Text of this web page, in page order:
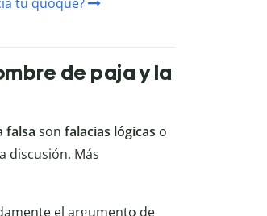
de paja y la
falsa son falacias lógicas o
discusión. Más
el argumento de